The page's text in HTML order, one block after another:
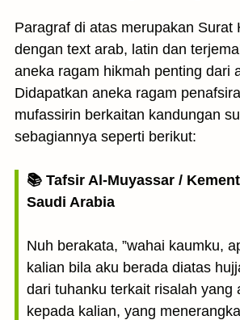
Paragraf di atas merupakan Surat
dengan text arab, latin dan
aneka ragam hikmah penting dari
Didapatkan aneka ragam
mufassirin berkaitan kandungan
sebagiannya seperti berikut:
📚 Tafsir Al-Muyassar /
Saudi Arabia
Nuh berakata, ”wahai kaumku,
kalian bila aku berada diatas
dari tuhanku terkait risalah yang
kepada kalian, yang